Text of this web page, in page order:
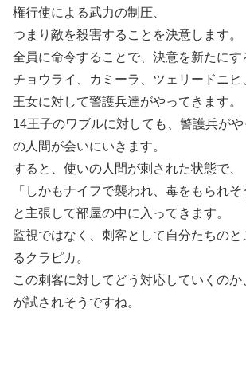
権行使による武力の制圧、
つまり敵を殺害することを決意します。
全員に命令することで、決意を新たにす
チョウライ、カミーラ、ツェリードニヒ
王女に対して警護兵達がやってきます。
14王子のワブルに対しても、警護兵が
の人間が会いにいきます。
すると、使いの人間が刺された状態で、
「しかもナイフで襲われ、毒をもられそ
と主張して部屋の中に入ってきます。
監視ではなく、刺客として自分たちの
るクラピカ。
この刺客に対してどう対応していくのか
が試されそうですね。